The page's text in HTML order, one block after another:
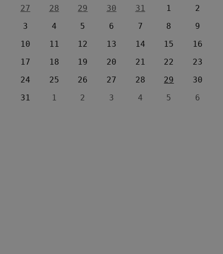
27
28 29 30 31 1
2
3
4 5 6 7 8
9
10
11 12 13 14 15
16
17
18 19 20 21 22
23
24
25 26 27 28 29
30
31
1 2 3 4 5 6